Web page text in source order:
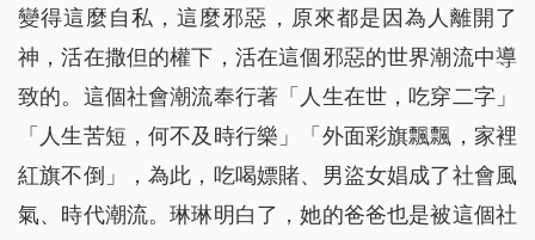
變得這麼自私，這麼邪惡，原來都是因為人離開了
神，活在撒但的權下，活在這個邪惡的世界潮流中導
致的。這個社會潮流奉行著「人生在世，吃穿二字」
「人生苦短，何不及時行樂」「外面彩旗飄飄，家裡
紅旗不倒」，為此，吃喝嫖賭、男盜女娼成了社會風
氣、時代潮流。琳琳明白了，她的爸爸也是被這個社